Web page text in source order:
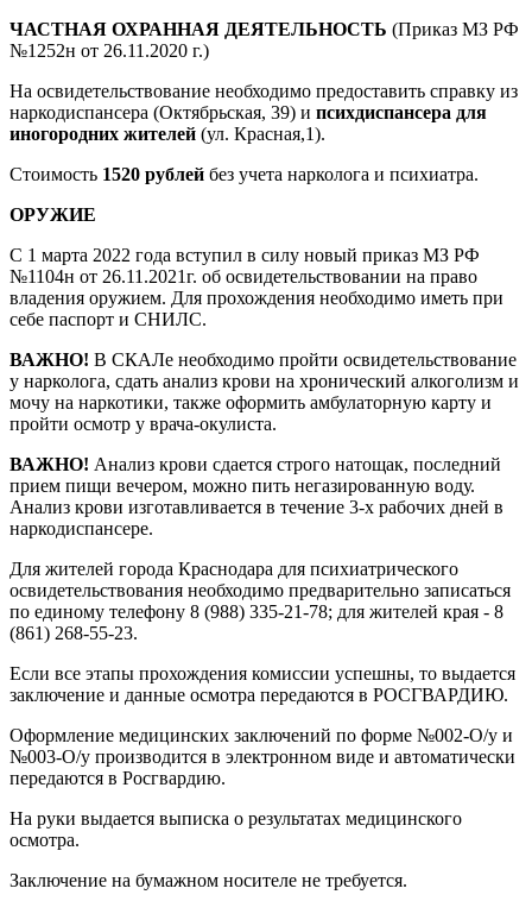
ЧАСТНАЯ ОХРАННАЯ ДЕЯТЕЛЬНОСТЬ (Приказ МЗ РФ
№1252н от 26.11.2020 г.)
На освидетельствование необходимо предоставить справку из
наркодиспансера (Октябрьская, 39) и психдиспансера для
иногородних жителей (ул. Красная,1).
Стоимость 1520 рублей без учета нарколога и психиатра.
ОРУЖИЕ
С 1 марта 2022 года вступил в силу новый приказ МЗ РФ
№1104н от 26.11.2021г. об освидетельствовании на право
владения оружием. Для прохождения необходимо иметь при
себе паспорт и СНИЛС.
ВАЖНО! В СКАЛе необходимо пройти освидетельствование
у нарколога, сдать анализ крови на хронический алкоголизм и
мочу на наркотики, также оформить амбулаторную карту и
пройти осмотр у врача-окулиста.
ВАЖНО! Анализ крови сдается строго натощак, последний
прием пищи вечером, можно пить негазированную воду.
Анализ крови изготавливается в течение 3-х рабочих дней в
наркодиспансере.
Для жителей города Краснодара для психиатрического
освидетельствования необходимо предварительно записаться
по единому телефону 8 (988) 335-21-78; для жителей края - 8
(861) 268-55-23.
Если все этапы прохождения комиссии успешны, то выдается
заключение и данные осмотра передаются в РОСГВАРДИЮ.
Оформление медицинских заключений по форме №002-О/у и
№003-О/у производится в электронном виде и автоматически
передаются в Росгвардию.
На руки выдается выписка о результатах медицинского
осмотра.
Заключение на бумажном носителе не требуется.